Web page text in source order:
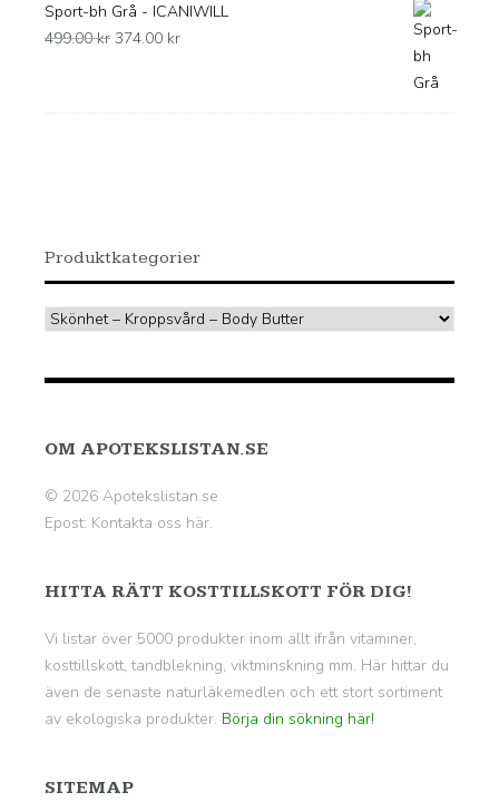
Sport-bh Grå - ICANIWILL
499.00kr Det
374.00 krDet
Produktkategorier
OM APOTEKSLISTAN.SE
© 2026 Apotekslistan.se
Epost: Kontakta oss här.
HITTA RÄTT KOSTTILLSKOTT FÖR DIG!
Vi listar över 5000 produkter inom allt ifrån vitaminer,
kosttillskott, tandblekning, viktminskning mm. Här hittar du
även de senaste naturläkemedlen och ett stort sortiment
av ekologiska produkter. Börja din sökning här!
SITEMAP